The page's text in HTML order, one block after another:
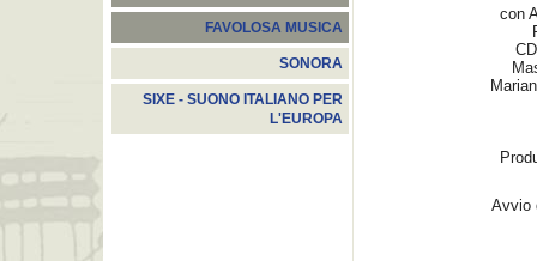
FAVOLOSA MUSICA
SONORA
SIXE - SUONO ITALIANO PER
L'EUROPA
con
Avvio